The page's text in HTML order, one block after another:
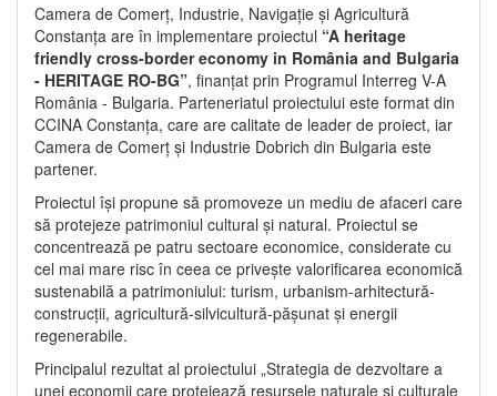
Camera de Comerț, Industrie, Navigație și Agricultură
Constanța are în implementare proiectul “A heritage
friendly cross-border economy in România and Bulgaria
- HERITAGE RO-BG”, finanțat prin Programul Interreg V-A
România - Bulgaria. Parteneriatul proiectului este format din
CCINA Constanța, care are calitate de leader de proiect, iar
Camera de Comerț și Industrie Dobrich din Bulgaria este
partener.
Proiectul își propune să promoveze un mediu de afaceri care
să protejeze patrimoniul cultural și natural. Proiectul se
concentrează pe patru sectoare economice, considerate cu
cel mai mare risc în ceea ce privește valorificarea economică
sustenabilă a patrimoniului: turism, urbanism-arhitectură-
construcții, agricultură-silvicultură-pășunat și energii
regenerabile.
Principalul rezultat al proiectului „Strategia de dezvoltare a
unei economii care protejează resursele naturale și culturale